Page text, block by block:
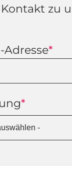
zu
Adresse*
*